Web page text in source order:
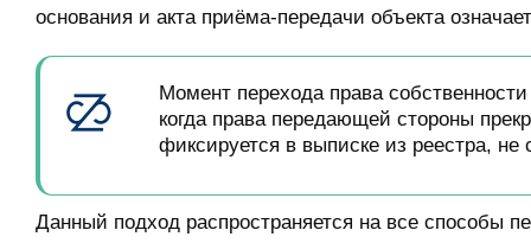
основания и акта приёма-передачи объекта
Момент перехода права
когда права передающей стороны
фиксируется в выписке из реестра,
Данный подход распространяется на все способы